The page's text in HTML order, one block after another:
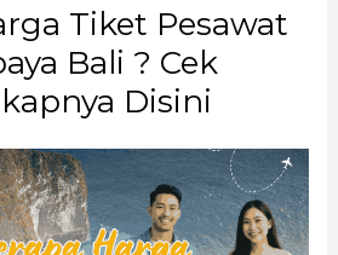
Tiket Pesawat
Bali ? Cek
Disini